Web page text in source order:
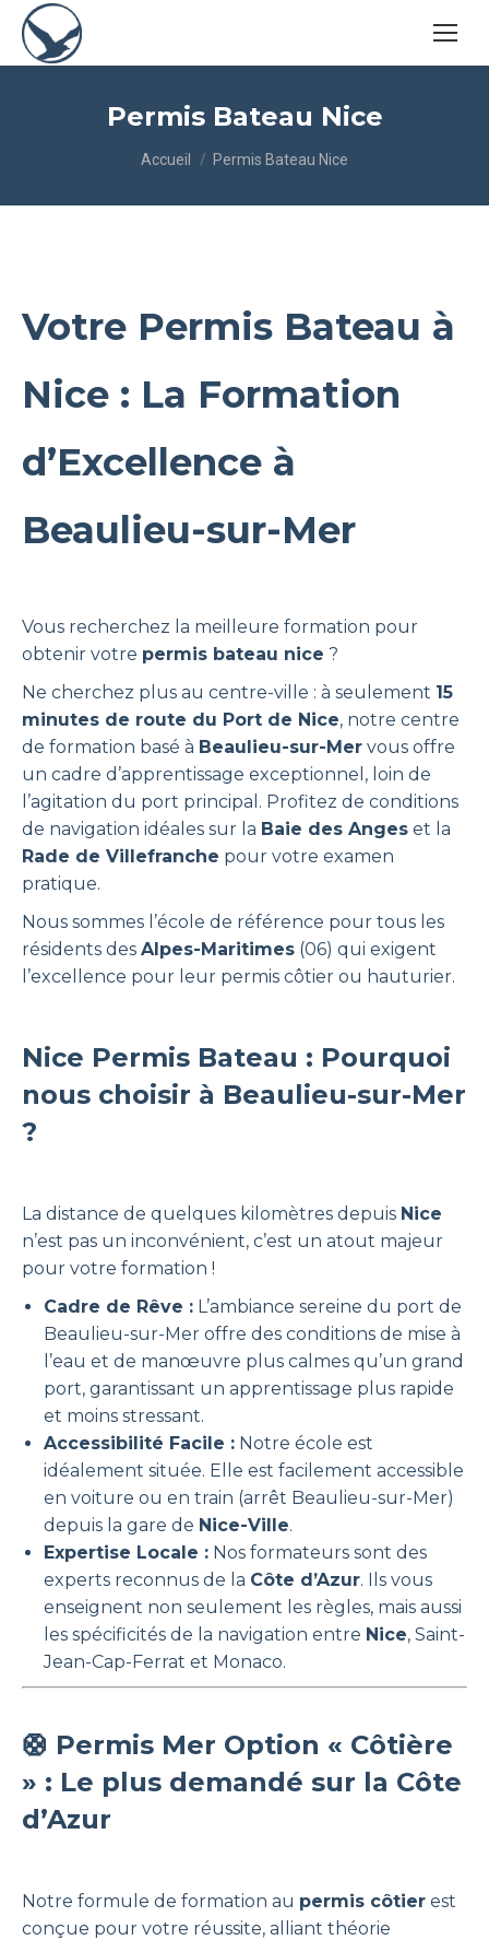
Permis Bateau Nice
Vous êtes ici :
Accueil Permis Bateau Nice
Votre Permis Bateau à
Nice : La Formation
d’Excellence à
Beaulieu-sur-Mer
Vous recherchez la meilleure formation pour
obtenir votre permis bateau nice ?
Ne cherchez plus au centre-ville : à seulement 15
minutes de route du Port de Nice, notre centre
de formation basé à Beaulieu-sur-Mer vous offre
un cadre d’apprentissage exceptionnel, loin de
l’agitation du port principal. Profitez de conditions
de navigation idéales sur la Baie des Anges et la
Rade de Villefranche pour votre examen
pratique.
Nous sommes l’école de référence pour tous les
résidents des Alpes-Maritimes (06) qui exigent
l’excellence pour leur permis côtier ou hauturier.
Nice Permis Bateau : Pourquoi
nous choisir à Beaulieu-sur-Mer
?
La distance de quelques kilomètres depuis Nice
n’est pas un inconvénient, c’est un atout majeur
pour votre formation !
Cadre de Rêve : L’ambiance sereine du port de
Beaulieu-sur-Mer offre des conditions de mise à
l’eau et de manœuvre plus calmes qu’un grand
port, garantissant un apprentissage plus rapide
et moins stressant.
Accessibilité Facile : Notre école est
idéalement située. Elle est facilement accessible
en voiture ou en train (arrêt Beaulieu-sur-Mer)
depuis la gare de Nice-Ville.
Expertise Locale : Nos formateurs sont des
experts reconnus de la Côte d’Azur. Ils vous
enseignent non seulement les règles, mais aussi
les spécificités de la navigation entre Nice, Saint-
Jean-Cap-Ferrat et Monaco.
🛟 Permis Mer Option « Côtière
» : Le plus demandé sur la Côte
d’Azur
Notre formule de formation au permis côtier est
conçue pour votre réussite, alliant théorie